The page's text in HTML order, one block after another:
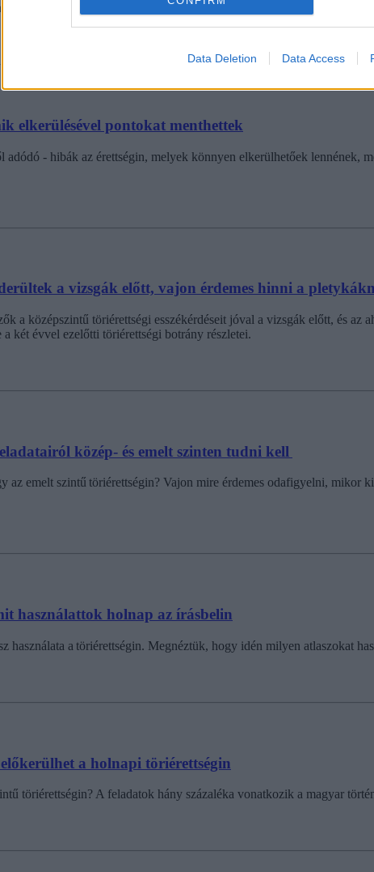
Data Deletion Data Access
közép- és emelt szinten.
elkerülésével pontokat menthettek
- hibák az érettségin, melyek könnyen elkerülhetőek lennének,
a vizsgák előtt, vajon érdemes hinni a
a középszintű töriérettségi esszékérdéseit jóval a vizsgák előtt, és
két évvel ezelőtti töriérettségi botrány részletei.
közép- és emelt szinten tudni kell
az emelt szintű töriérettségin? Vajon mire érdemes odafigyelni, mikor
használattok holnap az írásbelin
használata a töriérettségin. Megnéztük, hogy idén milyen atlaszokat
a holnapi töriérettségin
töriérettségin? A feladatok hány százaléka vonatkozik a magyar